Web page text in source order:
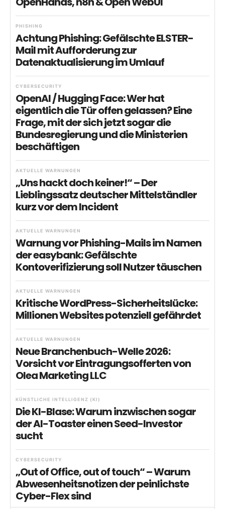
PHISHING
Achtung Phishing: Gefälschte ELSTER-
Mail mit Aufforderung zur
Datenaktualisierung im Umlauf
CYBERSECURITY
OpenAI / Hugging Face: Wer hat
eigentlich die Tür offen gelassen? Eine
Frage, mit der sich jetzt sogar die
Bundesregierung und die Ministerien
beschäftigen
AKTUELLE WARNUNGEN
„Uns hackt doch keiner!“ – Der
Lieblingssatz deutscher Mittelständler
kurz vor dem Incident
AKTUELLE WARNUNGEN
Warnung vor Phishing-Mails im Namen
der easybank: Gefälschte
Kontoverifizierung soll Nutzer täuschen
AKTUELLE WARNUNGEN
Kritische WordPress-Sicherheitslücke:
Millionen Websites potenziell gefährdet
AKTUELLE WARNUNGEN
Neue Branchenbuch-Welle 2026:
Vorsicht vor Eintragungsofferten von
Olea Marketing LLC
KÜNSTLICHE INTELLIGENZ (KI)
Die KI-Blase: Warum inzwischen sogar
der AI-Toaster einen Seed-Investor
sucht
CYBERSECURITY
„Out of Office, out of touch“ – Warum
Abwesenheitsnotizen der peinlichste
Cyber-Flex sind